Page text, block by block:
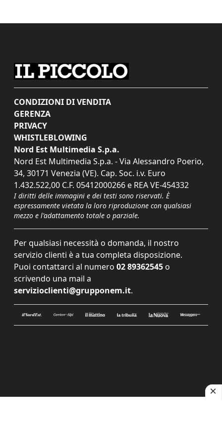
CONDIZIONI DI VENDITA
GERENZA
PRIVACY
WHISTLEBLOWING
Nord Est Multimedia S.p.a.
Nord Est Multimedia S.p.a. - Via Alessandro Poerio,
34, 30171 Venezia (VE). Cap. Soc. i.v. Euro
1.432.522,00 C.F. 05412000266 e REA VE-454332
I diritti delle immagini e dei testi sono riservati. È
espressamente vietata la loro riproduzione con qualsiasi
mezzo e l'adattamento totale o parziale.
Per qualsiasi necessità o domanda, il nostro
servizio clienti è a tua completa disposizione.
Puoi contattarci al numero 02 89362545 o
scrivendo una mail a
servizioclienti@grupponem.it.